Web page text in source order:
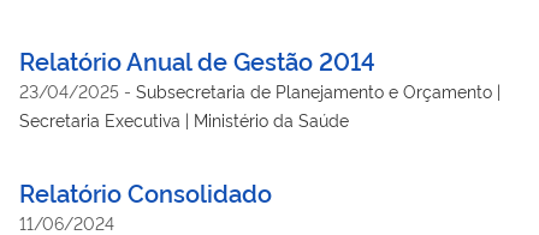
Relatório Anual de Gestão 2014
23/04/2025 - Subsecretaria de Planejamento e Orçamento |
Secretaria Executiva | Ministério da Saúde
Relatório Consolidado
11/06/2024